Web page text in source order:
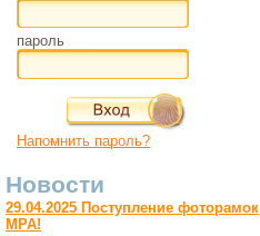
пароль
Напомнить пароль?
Новости
29.04.2025 Поступление фоторамок
МРА!